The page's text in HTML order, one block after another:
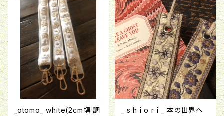
_otomo_ white(2cm幅 調
_ s h i o r i _ 本の世界へ